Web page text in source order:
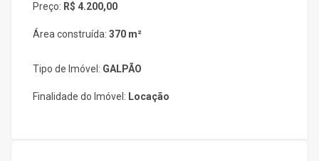
Preço: R$ 4.200,00
Área construída: 370 m²
Tipo de Imóvel: GALPÃO
Finalidade do Imóvel: Locação